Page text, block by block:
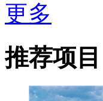
更多
推荐项目